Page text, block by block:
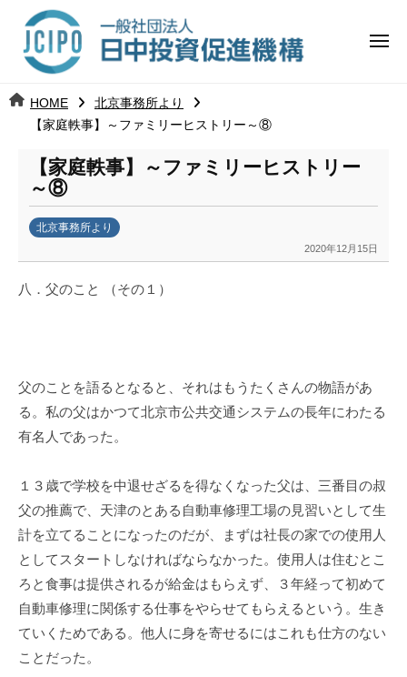
ツ 日
中
投
資
促
進
j
メ
HOME
北京事務所より
【家庭軼事】～ファミリーヒストリー～⑧
【家庭軼事】～ファミリーヒストリー
～⑧
北京事務所より
2020年12月15日
k
u
八．父のこと （その１）
父のことを語るとなると、それはもうたくさんの物語があ
る。私の父はかつて北京市公共交通システムの長年にわたる
有名人であった。
１３歳で学校を中退せざるを得なくなった父は、三番目の叔
父の推薦で、天津のとある自動車修理工場の見習いとして生
計を立てることになったのだが、まずは社長の家での使用人
としてスタートしなければならなかった。使用人は住むとこ
ろと食事は提供されるが給金はもらえず、３年経って初めて
自動車修理に関係する仕事をやらせてもらえるという。生き
ていくためである。他人に身を寄せるにはこれも仕方のない
ことだった。
日
中
資
機
構